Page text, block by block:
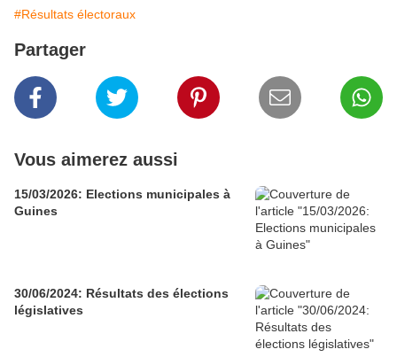
#Résultats électoraux
Partager
Vous aimerez aussi
15/03/2026: Elections municipales à
Guines
30/06/2024: Résultats des élections
législatives